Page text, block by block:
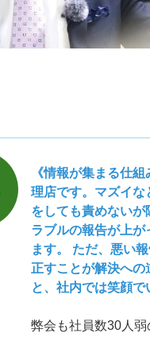
《情報が集まる仕
理店です。マズイな
をしても責めない
ラブルの報告が上
ます。 ただ、悪い
正すことが解決への
と、社内では笑顔
弊会も社員数30人